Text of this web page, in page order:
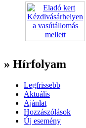
» Hírfolyam
Legfrissebb
Aktuális
Ajánlat
Hozzászólások
Új esemény